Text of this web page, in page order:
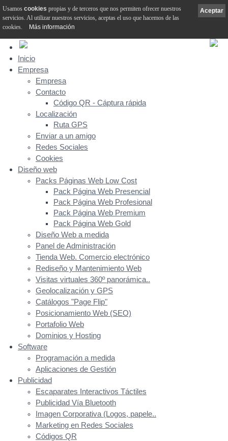
Inicio
Empresa
Empresa
Contacto
Código QR - Cáptura rápida
Localización
Ruta GPS
Enviar a un amigo
Redes Sociales
Cookies
Diseño web
Packs Páginas Web Low Cost
Pack Página Web Presencial
Pack Página Web Profesional
Pack Página Web Premium
Pack Página Web Gold
Diseño Web a medida
Panel de Administración
Tienda Web. Comercio electrónico
Rediseño y Mantenimiento Web
Visitas virtuales 360º panorámica..
Geolocalización y GPS
Catálogos "Page Flip"
Posicionamiento Web (SEO)
Portafolio Web
Dominios y Hosting
Software
Programación a medida
Aplicaciones de Gestión
Publicidad
Escaparates Interactivos Táctiles
Publicidad Vía Bluetooth
Imagen Corporativa (Logos, papele..
Marketing en Redes Sociales
Códigos QR
Aceptar
Usamos cookies propias y de terceros que nos permiten ofrecer nuestros
servicios. Al utilizar nuestros servicios, aceptas el uso que hacemos de las
cookies.
Más información